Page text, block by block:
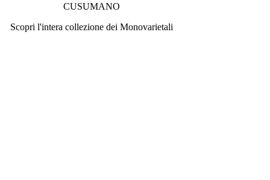
CUSUMANO
Scopri l'intera collezione dei Monovarietali